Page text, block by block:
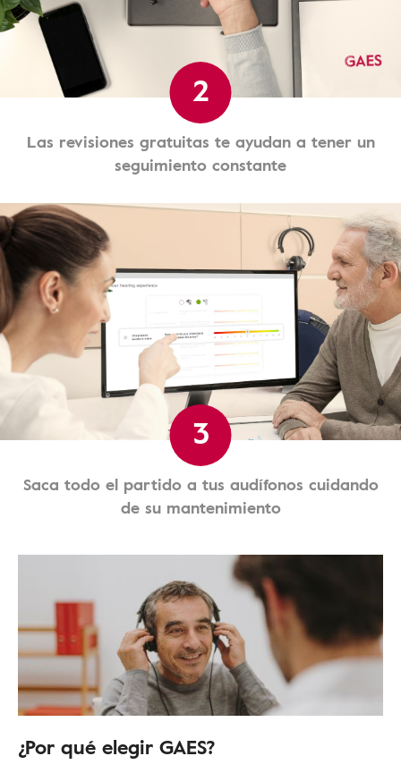
2
Las revisiones gratuitas te ayudan a tener un
seguimiento constante
3
Saca todo el partido a tus audífonos cuidando
de su mantenimiento
¿Por qué elegir GAES?